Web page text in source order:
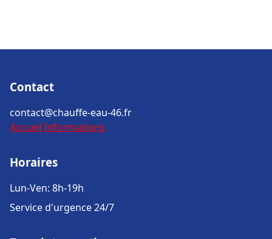
Contact
contact@chauffe-eau-46.fr
Accueil Informations
Horaires
Lun-Ven: 8h-19h
Service d'urgence 24/7